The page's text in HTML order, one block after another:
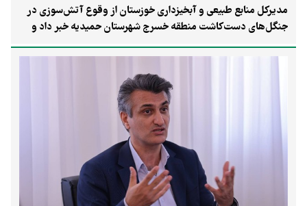
مدیرکل منابع طبیعی و آبخیزداری خوزستان از وقوع آتش‌سوزی در
جنگل‌های دست‌کاشت منطقه خسرج شهرستان حمیدیه خبر داد و
گفت این حریق پس از سه ساعت تلاش نیروهای امدادی، یگان
حفاظت و اهالی محلی مهار شد و از گسترش آن به بخش‌های بیشتر